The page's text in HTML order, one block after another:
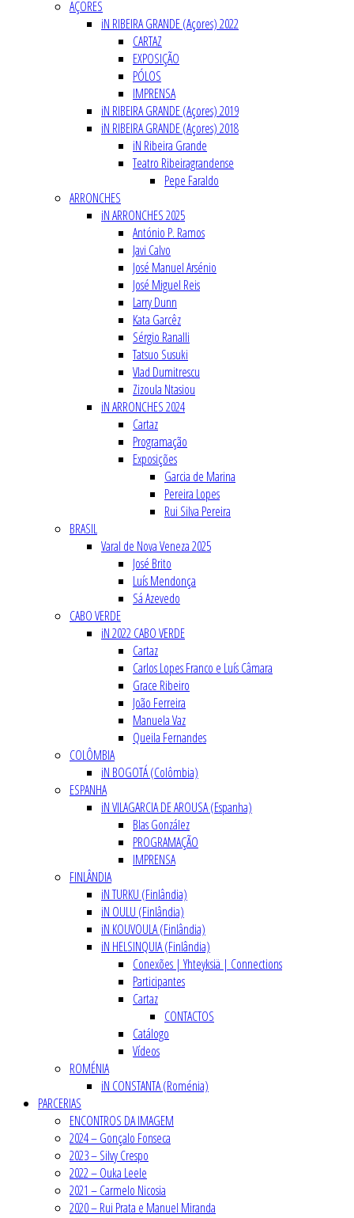
AÇORES
iN RIBEIRA GRANDE (Açores) 2022
CARTAZ
EXPOSIÇÃO
PÓLOS
IMPRENSA
iN RIBEIRA GRANDE (Açores) 2019
iN RIBEIRA GRANDE (Açores) 2018
iN Ribeira Grande
Teatro Ribeiragrandense
Pepe Faraldo
ARRONCHES
iN ARRONCHES 2025
António P. Ramos
Javi Calvo
José Manuel Arsénio
José Miguel Reis
Larry Dunn
Kata Garcêz
Sérgio Ranalli
Tatsuo Susuki
Vlad Dumitrescu
Zizoula Ntasiou
iN ARRONCHES 2024
Cartaz
Programação
Exposições
Garcia de Marina
Pereira Lopes
Rui Silva Pereira
BRASIL
Varal de Nova Veneza 2025
José Brito
Luís Mendonça
Sá Azevedo
CABO VERDE
iN 2022 CABO VERDE
Cartaz
Carlos Lopes Franco e Luís Câmara
Grace Ribeiro
João Ferreira
Manuela Vaz
Queila Fernandes
COLÔMBIA
iN BOGOTÁ (Colômbia)
ESPANHA
iN VILAGARCIA DE AROUSA (Espanha)
Blas González
PROGRAMAÇÃO
IMPRENSA
FINLÂNDIA
iN TURKU (Finlândia)
iN OULU (Finlândia)
iN KOUVOULA (Finlândia)
iN HELSINQUIA (Finlândia)
Conexões | Yhteyksiä | Connections
Participantes
Cartaz
CONTACTOS
Catálogo
Vídeos
ROMÉNIA
iN CONSTANTA (Roménia)
PARCERIAS
ENCONTROS DA IMAGEM
2024 – Gonçalo Fonseca
2023 – Silvy Crespo
2022 – Ouka Leele
2021 – Carmelo Nicosia
2020 – Rui Prata e Manuel Miranda